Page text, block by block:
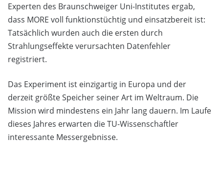
Experten des Braunschweiger Uni-Institutes ergab,
dass MORE voll funktionstüchtig und einsatzbereit ist:
Tatsächlich wurden auch die ersten durch
Strahlungseffekte verursachten Datenfehler
registriert.
Das Experiment ist einzigartig in Europa und der
derzeit größte Speicher seiner Art im Weltraum. Die
Mission wird mindestens ein Jahr lang dauern. Im Laufe
dieses Jahres erwarten die TU-Wissenschaftler
interessante Messergebnisse.